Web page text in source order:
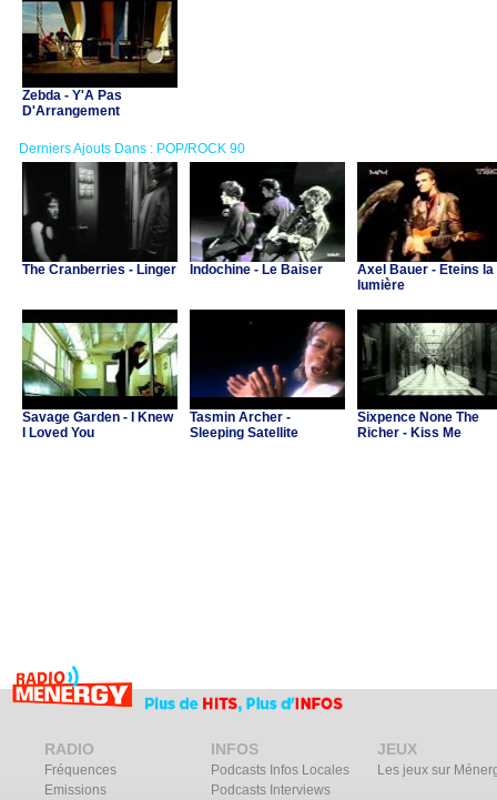
Zebda - Y'A Pas
D'Arrangement
Derniers Ajouts Dans : POP/ROCK 90
The Cranberries - Linger Indochine - Le Baiser
Axel Bauer - Eteins la
lumière
Savage Garden - I Knew
I Loved You
Tasmin Archer -
Sleeping Satellite
Sixpence None The
Richer - Kiss Me
RADIO
Fréquences
Emissions
INFOS
Podcasts Infos Locales
Podcasts Interviews
JEUX
Les jeux sur